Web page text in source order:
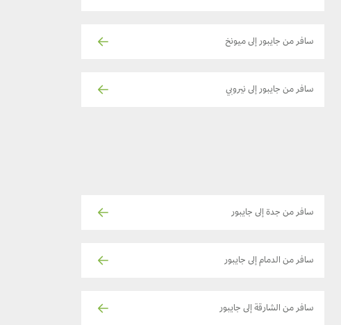
سافر من جايبور إلى ميونخ
سافر من جايبور إلى نيروبي
سافر من جدة إلى جايبور
سافر من الدمام إلى جايبور
سافر من الشارقة إلى جايبور